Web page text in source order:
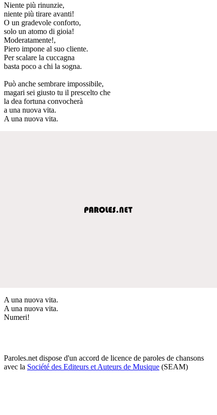
Niente più rinunzie,
niente più tirare avanti!
O un gradevole conforto,
solo un atomo di gioia!
Moderatamente!,
Piero impone al suo cliente.
Per scalare la cuccagna
basta poco a chi la sogna.
Può anche sembrare impossibile,
magari sei giusto tu il prescelto che
la dea fortuna convocherà
a una nuova vita.
A una nuova vita.
A una nuova vita.
A una nuova vita.
Numeri!
Paroles.net dispose d'un accord de licence de paroles de chansons
avec la Société des Editeurs et Auteurs de Musique (SEAM)